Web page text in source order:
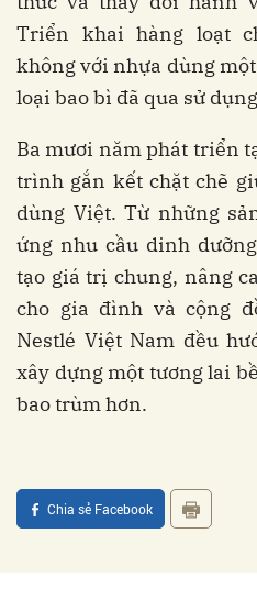
Triển khai hàng loạt
không với nhựa dùng
loại bao bì đã qua sử
Ba mươi năm phát triển
trình gắn kết chặt chẽ
dùng Việt. Từ những
ứng nhu cầu dinh
tạo giá trị chung, nâng
cho gia đình và cộng
Nestlé Việt Nam đều
xây dựng một tương lai
bao trùm hơn.
Chia sẻ Facebook